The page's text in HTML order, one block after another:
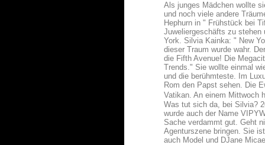
Als junges Mädchen wollte
und noch viele andere
Hephurn in " Frühstück bei
Juweliergeschäfts zu stehen
York. Silvia Kainka: " New
dieser Traum wurde wahr.
die Fifth Avenue! Die
Trends." Sie wollte einmal
und die berühmteste. Im
Rom den Papst sehen. Die
Vatikan. An einem Mittwoch
Was tut sich da, bei Silvia?
wurde auch der Name
Sache verdammt gut. Geht
Agenturszene bringen. Sie
auch Model und DJane